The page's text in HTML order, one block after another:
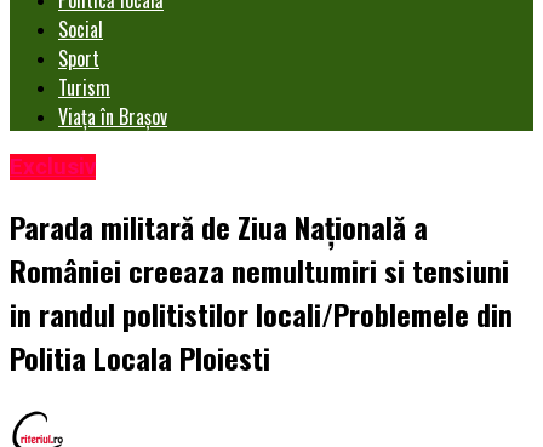
Social
Sport
Turism
Viața în Brașov
Exclusiv
Parada militară de Ziua Națională a
României creeaza nemultumiri si tensiuni
in randul politistilor locali/Problemele din
Politia Locala Ploiesti